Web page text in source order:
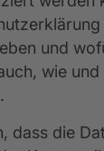
und
wie
dass die